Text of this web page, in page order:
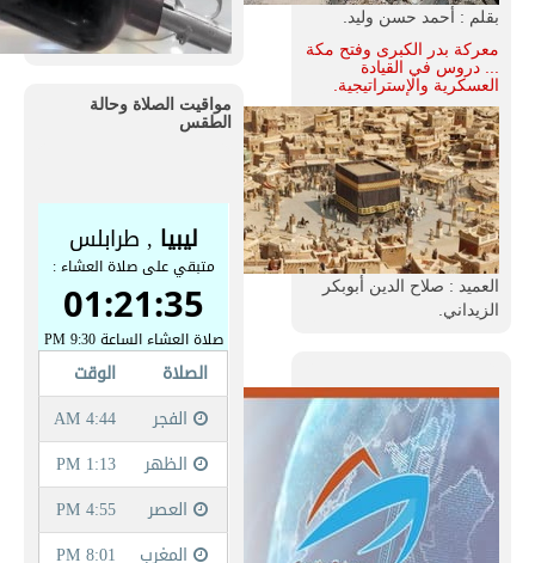
بقلم : أحمد حسن وليد.
معركة بدر الكبرى وفتح مكة
... دروس في القيادة
العسكرية والإستراتيجية.
العميد : صلاح الدين أبوبكر
الزيداني.
مواقيت الصلاة وحالة
الطقس